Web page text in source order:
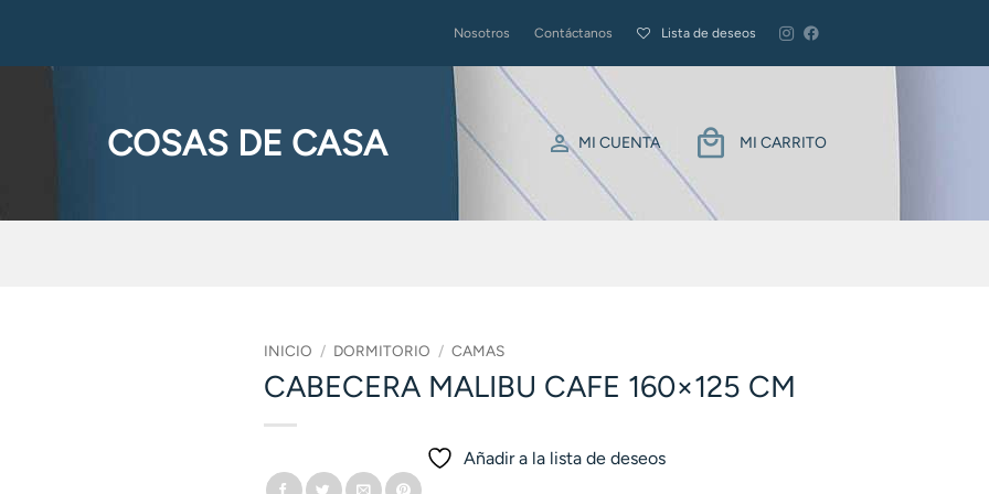
Nosotros Contáctanos Lista de deseos
COSAS DE CASA MI CUENTA MI CARRITO
INICIO / DORMITORIO / CAMAS
CABECERA MALIBU CAFE 160×125 CM
Añadir a la lista de deseos